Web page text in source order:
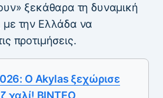
ξεκάθαρα τη δυναμική
την Ελλάδα να
προτιμήσεις.
Ο Akylas ξεχώρισε
χαλί! ΒΙΝΤΕΟ